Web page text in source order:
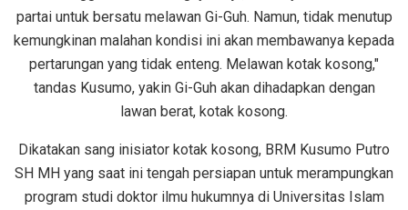
partai untuk bersatu melawan Gi-Guh. Namun, tidak menutup
kemungkinan malahan kondisi ini akan membawanya kepada
pertarungan yang tidak enteng. Melawan kotak kosong,"
tandas Kusumo, yakin Gi-Guh akan dihadapkan dengan
lawan berat, kotak kosong.
Dikatakan sang inisiator kotak kosong, BRM Kusumo Putro
SH MH yang saat ini tengah persiapan untuk merampungkan
program studi doktor ilmu hukumnya di Universitas Islam